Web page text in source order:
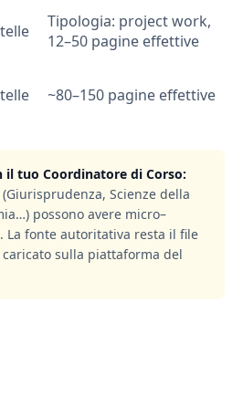
Tipologia: project work,
12–50 pagine effettive
~80–150 pagine effettive
il tuo Coordinatore di Corso:
Scienze della
possono avere micro–
La fonte autoritativa resta il file
caricato sulla piattaforma del